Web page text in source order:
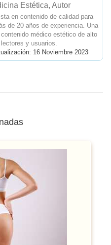
Estética, Autor
en contenido de calidad para
de 20 años de experiencia. Una
médico estético de alto
y usuarios.
16 Noviembre 2023